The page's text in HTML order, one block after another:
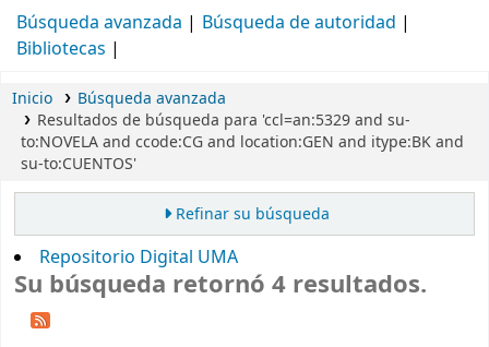
Búsqueda avanzada
Búsqueda de autoridad
Bibliotecas
Inicio
Búsqueda avanzada
Resultados de búsqueda para 'ccl=an:5329 and su-
to:NOVELA and ccode:CG and location:GEN and itype:BK and
su-to:CUENTOS'
Refinar su búsqueda
Repositorio Digital UMA
Su búsqueda retornó 4 resultados.